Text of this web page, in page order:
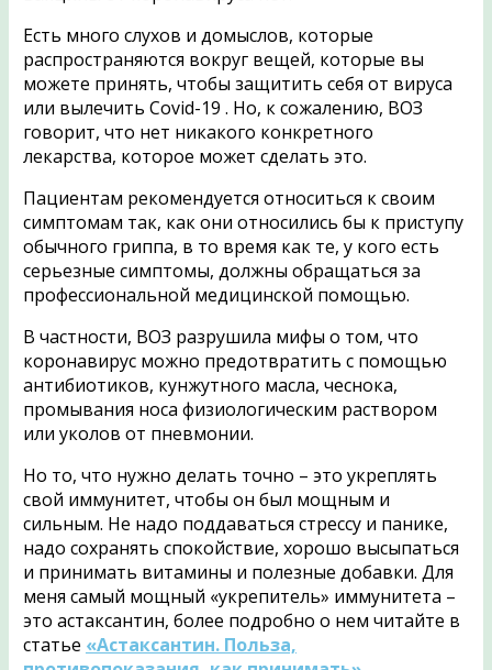
Есть много слухов и домыслов, которые
распространяются вокруг вещей, которые вы
можете принять, чтобы защитить себя от вируса
или вылечить Covid-19 . Но, к сожалению, ВОЗ
говорит, что нет никакого конкретного
лекарства, которое может сделать это.
Пациентам рекомендуется относиться к своим
симптомам так, как они относились бы к приступу
обычного гриппа, в то время как те, у кого есть
серьезные симптомы, должны обращаться за
профессиональной медицинской помощью.
В частности, ВОЗ разрушила мифы о том, что
коронавирус можно предотвратить с помощью
антибиотиков, кунжутного масла, чеснока,
промывания носа физиологическим раствором
или уколов от пневмонии.
Но то, что нужно делать точно – это укреплять
свой иммунитет, чтобы он был мощным и
сильным. Не надо поддаваться стрессу и панике,
надо сохранять спокойствие, хорошо высыпаться
и принимать витамины и полезные добавки. Для
меня самый мощный «укрепитель» иммунитета –
это астаксантин, более подробно о нем читайте в
статье «Астаксантин. Польза,